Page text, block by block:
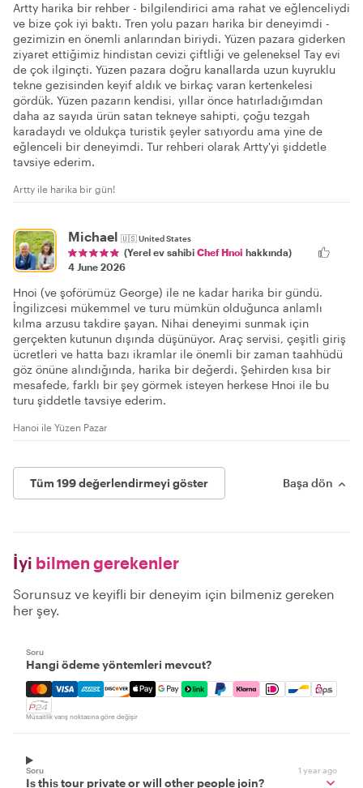
Artty harika bir rehber - bilgilendirici ama rahat ve eğlenceliydi
ve bize çok iyi baktı. Tren yolu pazarı harika bir deneyimdi -
gezimizin en önemli anlarından biriydi. Yüzen pazara giderken
ziyaret ettiğimiz hindistan cevizi çiftliği ve geleneksel Tay evi
de çok ilginçti. Yüzen pazara doğru kanallarda uzun kuyruklu
tekne gezisinden keyif aldık ve birkaç varan kertenkelesi
gördük. Yüzen pazarın kendisi, yıllar önce hatırladığımdan
daha az sayıda ürün satan tekneye sahipti, çoğu tezgah
karadaydı ve oldukça turistik şeyler satıyordu ama yine de
eğlenceli bir deneyimdi. Tur rehberi olarak Artty'yi şiddetle
tavsiye ederim.
Artty ile harika bir gün!
Michael 🇺🇸United States
(Yerel ev sahibi Chef Hnoi hakkında)
4 June 2026
Hnoi (ve şoförümüz George) ile ne kadar harika bir gündü.
İngilizcesi mükemmel ve turu mümkün olduğunca anlamlı
kılma arzusu takdire şayan. Nihai deneyimi sunmak için
gerçekten kutunun dışında düşünüyor. Araç servisi, çeşitli giriş
ücretleri ve hatta bazı ikramlar ile önemli bir zaman taahhüdü
göz önüne alındığında, harika bir değerdi. Şehirden kısa bir
mesafede, farklı bir şey görmek isteyen herkese Hnoi ile bu
turu şiddetle tavsiye ederim.
Hanoi ile Yüzen Pazar
Tüm 199 değerlendirmeyi göster Başa dön
İyi bilmen gerekenler
Sorunsuz ve keyifli bir deneyim için bilmeniz gereken
her şey.
Soru
Hangi ödeme yöntemleri mevcut?
Mastercard, Visa, Amex, Discover, Apple Pay, Google
Müsaitlik varış noktasına göre değişir
Soru 1 year ago
Is this tour private or will other people join?